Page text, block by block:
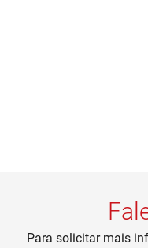
Para solicitar mais